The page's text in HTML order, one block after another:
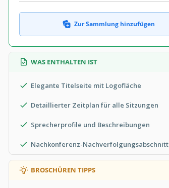
Zur Sammlung hinzufügen
WAS ENTHALTEN IST
Elegante Titelseite mit Logofläche
Detaillierter Zeitplan für alle Sitzungen
Sprecherprofile und Beschreibungen
Nachkonferenz-Nachverfolgungsabschnitt
BROSCHÜREN TIPPS